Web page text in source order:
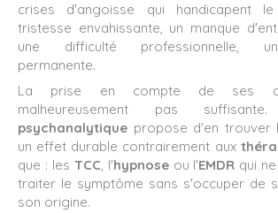
crises d'angoisse qui handicapent
tristesse envahissante, un manque
une difficulté professionnelle,
permanente.
La prise en compte de ses
malheureusement pas
psychanalytique propose d'en trouver
un effet durable contrairement aux
que : les TCC, l'hypnose ou l'EMDR qui
traiter le symptôme sans s'occuper de
son origine.